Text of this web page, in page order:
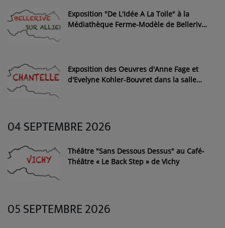
Exposition "De L'Idée A La Toile" à la
Médiathèque Ferme-Modèle de Bellerive-
Exposition des Oeuvres d'Anne Fage et
d'Evelyne Kohler-Bouvret dans la salle
04 SEPTEMBRE 2026
Théâtre "Sans Dessous Dessus" au Café-
Théâtre « Le Back Step » de Vichy
05 SEPTEMBRE 2026